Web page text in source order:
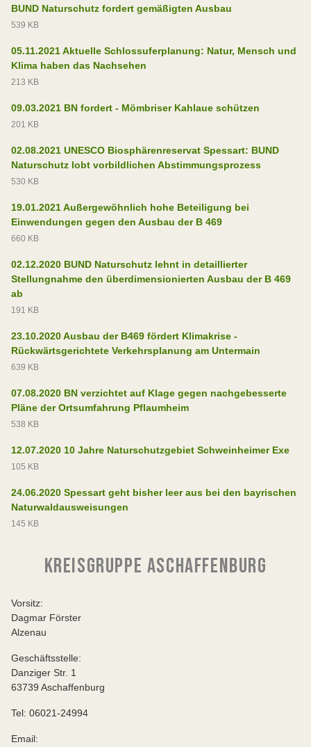
BUND Naturschutz fordert gemäßigten Ausbau
539 KB
05.11.2021 Aktuelle Schlossuferplanung: Natur, Mensch und
Klima haben das Nachsehen
213 KB
09.03.2021 BN fordert - Mömbriser Kahlaue schützen
201 KB
02.08.2021 UNESCO Biosphärenreservat Spessart: BUND
Naturschutz lobt vorbildlichen Abstimmungsprozess
530 KB
19.01.2021 Außergewöhnlich hohe Beteiligung bei
Einwendungen gegen den Ausbau der B 469
660 KB
02.12.2020 BUND Naturschutz lehnt in detaillierter
Stellungnahme den überdimensionierten Ausbau der B 469
ab
191 KB
23.10.2020 Ausbau der B469 fördert Klimakrise -
Rückwärtsgerichtete Verkehrsplanung am Untermain
639 KB
07.08.2020 BN verzichtet auf Klage gegen nachgebesserte
Pläne der Ortsumfahrung Pflaumheim
538 KB
12.07.2020 10 Jahre Naturschutzgebiet Schweinheimer Exe
105 KB
24.06.2020 Spessart geht bisher leer aus bei den bayrischen
Naturwaldausweisungen
145 KB
KREISGRUPPE ASCHAFFENBURG
Vorsitz:
Dagmar Förster
Alzenau
Geschäftsstelle:
Danziger Str. 1
63739 Aschaffenburg
Tel: 06021-24994
Email: